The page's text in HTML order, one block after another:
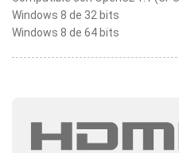
Windows 8 de 32 bits
Windows 8 de 64 bits